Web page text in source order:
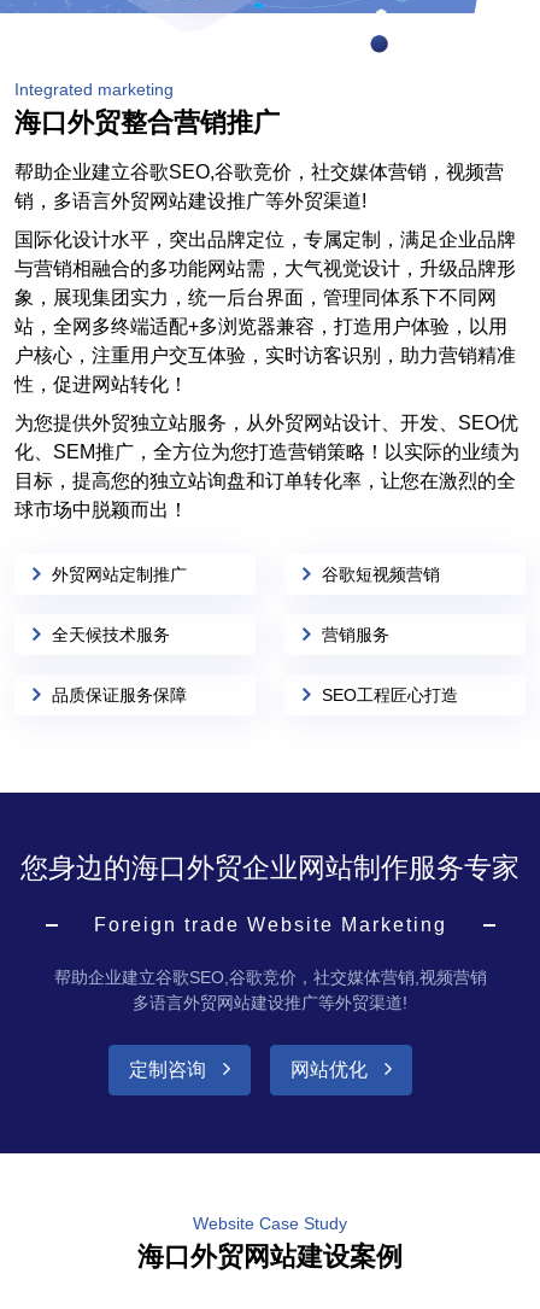
Integrated marketing
海口外贸整合营销推广
帮助企业建立谷歌SEO,谷歌竞价，社交媒体营销，视频营
销，多语言外贸网站建设推广等外贸渠道!
国际化设计水平，突出品牌定位，专属定制，满足企业品牌
与营销相融合的多功能网站需，大气视觉设计，升级品牌形
象，展现集团实力，统一后台界面，管理同体系下不同网
站，全网多终端适配+多浏览器兼容，打造用户体验，以用
户核心，注重用户交互体验，实时访客识别，助力营销精准
性，促进网站转化！
为您提供外贸独立站服务，从外贸网站设计、开发、SEO优
化、SEM推广，全方位为您打造营销策略！以实际的业绩为
目标，提高您的独立站询盘和订单转化率，让您在激烈的全
球市场中脱颖而出！
外贸网站定制推广 谷歌短视频营销
全天候技术服务 营销服务
品质保证服务保障 SEO工程匠心打造
您身边的海口外贸企业网站制作服务专家
Foreign trade Website Marketing
帮助企业建立谷歌SEO,谷歌竞价，社交媒体营销,视频营销
多语言外贸网站建设推广等外贸渠道!
定制咨询 网站优化
Website Case Study
海口外贸网站建设案例